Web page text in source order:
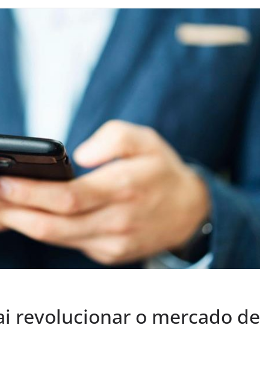
revolucionar o mercado de